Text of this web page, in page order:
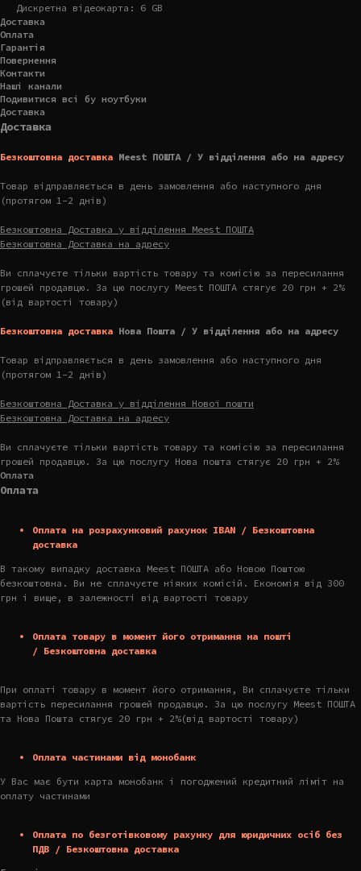
Дискретна відеокарта: 6 GB
Доставка
Оплата
Гарантія
Повернення
Контакти
Наші канали
Подивитися всі бу ноутбуки
Доставка
Доставка
Безкоштовна доставка Meest ПОШТА / У відділення або на адресу
Товар відправляється в день замовлення або наступного дня
(протягом 1-2 днів)
Безкоштовна Доставка у відділення Meest ПОШТА
Безкоштовна Доставка на адресу
Ви сплачуєте тільки вартість товару та комісію за пересилання
грошей продавцю. За цю послугу Meest ПОШТА стягує 20 грн + 2%
(від вартості товару)
Безкоштовна доставка Нова Пошта / У відділення або на адресу
Товар відправляється в день замовлення або наступного дня
(протягом 1-2 днів)
Безкоштовна Доставка у відділення Нової пошти
Безкоштовна Доставка на адресу
Ви сплачуєте тільки вартість товару та комісію за пересилання
грошей продавцю. За цю послугу Нова пошта стягує 20 грн + 2%
Оплата
Оплата
Оплата на розрахунковий рахунок IBAN / Безкоштовна
доставка
В такому випадку доставка Meest ПОШТА або Новою Поштою
безкоштовна. Ви не сплачуєте ніяких комісій. Економія від 300
грн і вище, в залежності від вартості товару
Оплата товару в момент його отримання на пошті
/ Безкоштовна доставка
При оплаті товару в момент його отримання, Ви сплачуєте тільки
вартість пересилання грошей продавцю. За цю послугу Meest ПОШТА
та Нова Пошта стягує 20 грн + 2%(від вартості товару)
Оплата частинами від монобанк
У Вас має бути карта монобанк і погоджений кредитний ліміт на
оплату частинами
Оплата по безготівковому рахунку для юридичних осіб без
ПДВ / Безкоштовна доставка